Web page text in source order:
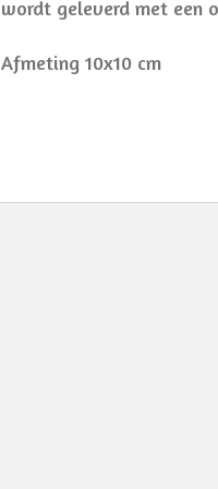
wordt geleverd met een
Afmeting 10x10 cm